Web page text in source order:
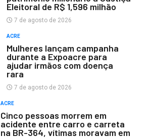
Eleitoral de R$ 1,596 milhão
7 de agosto de 2026
ACRE
Mulheres lançam campanha
durante a Expoacre para
ajudar irmãos com doença
rara
7 de agosto de 2026
ACRE
Cinco pessoas morrem em
acidente entre carro e carreta
na BR-364, vítimas moravam em